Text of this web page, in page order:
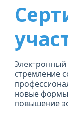
Электронный
стремление
новые формы
повышение